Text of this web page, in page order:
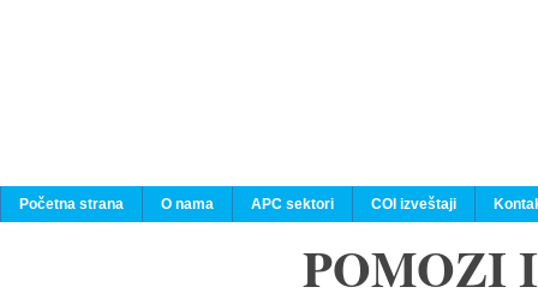
Početna strana O nama APC sektori COI izveštaji
POMOZI